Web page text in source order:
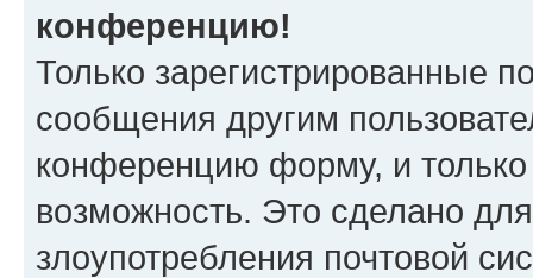
конференцию!
Только зарегистрированные
сообщения другим
конференцию форму, и
возможность. Это сделано
злоупотребления почтовой